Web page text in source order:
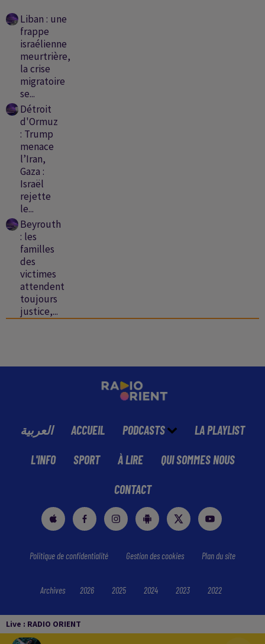
Live : RADIO ORIENT
Liban : une
frappe
israélienne
meurtrière,
la crise
migratoire
se...
Détroit
d'Ormuz
: Trump
menace
l’Iran,
Gaza :
Israël
rejette
le...
Beyrouth
: les
familles
des
victimes
attendent
toujours
justice,...
العربية ACCUEIL PODCASTS LA PLAYLIST
L'INFO SPORT À LIRE QUI SOMMES NOUS
CONTACT
Politique de confidentialité Gestion des cookies Plan du site
Archives 2026 2025 2024 2023 2022